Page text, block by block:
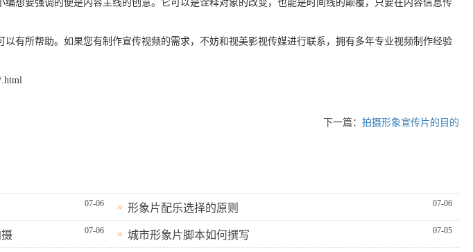
编想要强调的便是内容主线的创意。它可以是诠释对象的改变，也能是时间线的颠覆，只要在内容信息传
有所帮助。如果您有制作宣传视频的需求，不妨和视美影视传媒进行联系，拥有多年专业视频制作经验
下一篇： 拍摄形象宣传片的目的
07-06 07-06
形象片配乐选择的原则
07-06 07-05
城市形象片脚本如何撰写